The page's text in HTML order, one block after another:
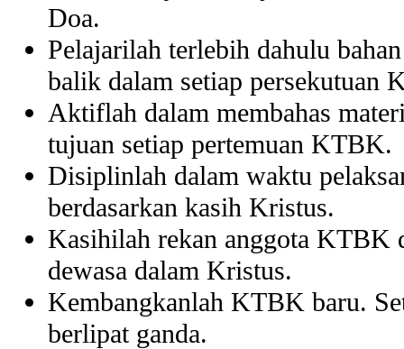
Doa.
Pelajarilah terlebih dahulu
balik dalam setiap persekutuan
Aktiflah dalam membahas
tujuan setiap pertemuan KTBK.
Disiplinlah dalam waktu
berdasarkan kasih Kristus.
Kasihilah rekan anggota KTBK
dewasa dalam Kristus.
Kembangkanlah KTBK baru.
berlipat ganda.